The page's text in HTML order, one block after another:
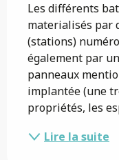
Les différents
materialisés par
(stations)
également par
panneaux
implantée (une
propriétés, les
Lire la suite